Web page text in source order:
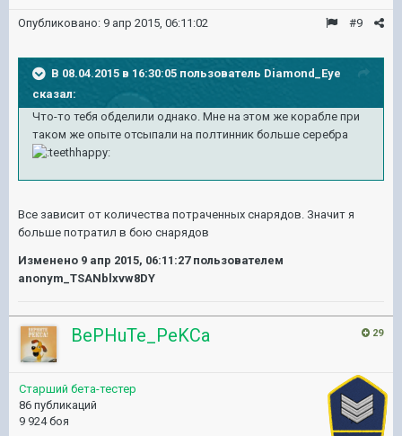
#9
Опубликовано: 9 апр 2015, 06:11:02
В 08.04.2015 в 16:30:05 пользователь Diamond_Eye
сказал:
Что-то тебя обделили однако. Мне на этом же корабле при
таком же опыте отсыпали на полтинник больше серебра
Все зависит от количества потраченных снарядов. Значит я
больше потратил в бою снарядов
Изменено 9 апр 2015, 06:11:27пользователем
anonym_TSANblxvw8DY
29
BePHuTe_PeKCa
Старший бета-тестер
86 публикаций
9 924 боя